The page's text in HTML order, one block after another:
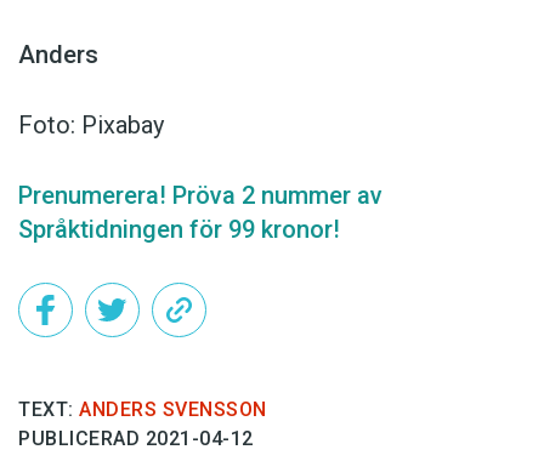
Anders
Foto: Pixabay
Prenumerera! Pröva 2 nummer av
Språktidningen för 99 kronor!
TEXT: ANDERS SVENSSON
PUBLICERAD 2021-04-12